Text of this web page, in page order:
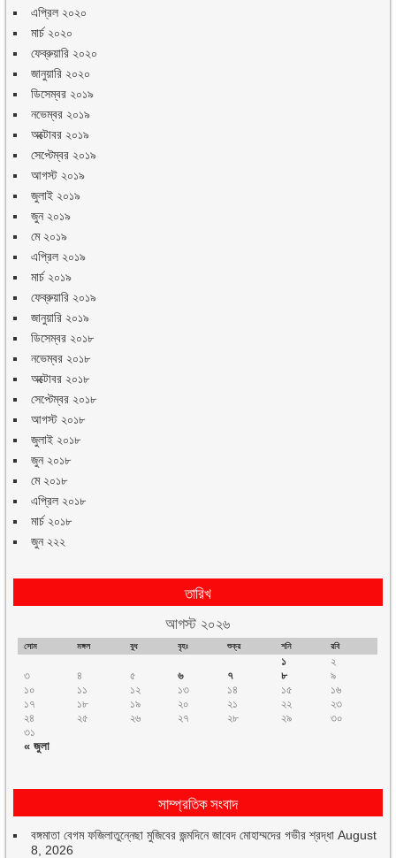
এপ্রিল ২০২০
মার্চ ২০২০
ফেব্রুয়ারি ২০২০
জানুয়ারি ২০২০
ডিসেম্বর ২০১৯
নভেম্বর ২০১৯
অক্টোবর ২০১৯
সেপ্টেম্বর ২০১৯
আগস্ট ২০১৯
জুলাই ২০১৯
জুন ২০১৯
মে ২০১৯
এপ্রিল ২০১৯
মার্চ ২০১৯
ফেব্রুয়ারি ২০১৯
জানুয়ারি ২০১৯
ডিসেম্বর ২০১৮
নভেম্বর ২০১৮
অক্টোবর ২০১৮
সেপ্টেম্বর ২০১৮
আগস্ট ২০১৮
জুলাই ২০১৮
জুন ২০১৮
মে ২০১৮
এপ্রিল ২০১৮
মার্চ ২০১৮
জুন ২২২
তারিখ
আগস্ট ২০২৬
সোম মঙ্গল বুধ বৃহঃ শুক্র শনি রবি
« জুলা
১
২
৩
৪ ৫ ৬ ৭ ৮
৯
১০
১১ ১২ ১৩ ১৪ ১৫
১৬
১৭
১৮ ১৯ ২০ ২১ ২২
২৩
২৪
২৫ ২৬ ২৭ ২৮ ২৯
৩০
৩১
সাম্প্রতিক সংবাদ
বঙ্গমাতা বেগম ফজিলাতুন্নেছা মুজিবের জন্মদিনে জাবেদ মোহাম্মদের গভীর শ্রদ্ধা August
8, 2026